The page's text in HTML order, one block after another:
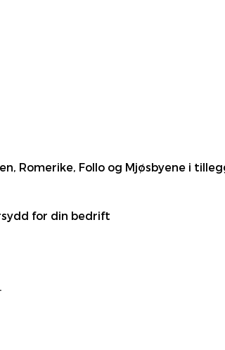
Romerike, Follo og Mjøsbyene i
for din bedrift